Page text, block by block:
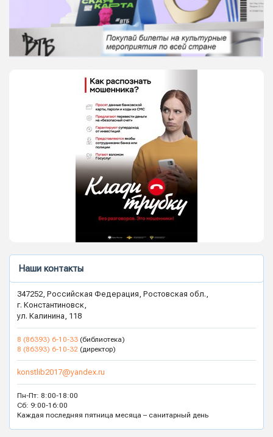
Наши контакты
347252, Российская Федерация, Ростовская обл.,
г. Константиновск,
ул. Калинина, 118
8 (86393) 6-10-33 (библиотека)
8 (86393) 6-10-32 (директор)
konstlib2017@yandex.ru
Пн-Пт: 8:00-18:00
Сб: 9:00-16:00
Каждая последняя пятница месяца – санитарный день